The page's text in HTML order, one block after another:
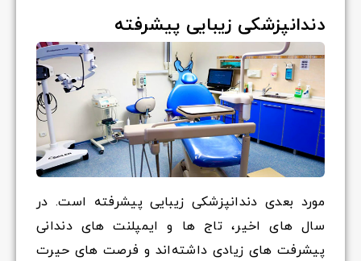
دندانپزشکی زیبایی پیشرفته
مورد بعدی دندانپزشکی زیبایی پیشرفته است. در
سال های اخیر، تاج ها و ایمپلنت های دندانی
پیشرفت های زیادی داشته‌اند و فرصت های حیرت